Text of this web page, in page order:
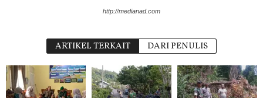
http://medianad.com
ARTIKEL TERKAIT DARI PENULIS